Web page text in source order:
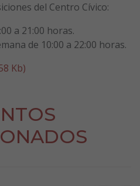
del Centro Cívico:
a 21:00 horas.
de 10:00 a 22:00 horas.
Kb)